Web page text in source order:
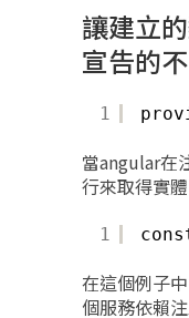
讓建立
宣告的
1
當angular在
行來取得實體
1
在這個例子
個服務依賴